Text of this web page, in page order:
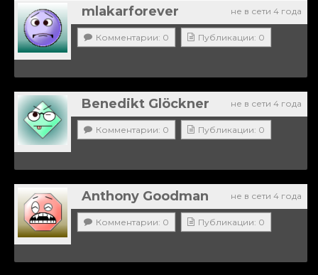
не в сети 4 года
mlakarforever
Комментарии: 0 Публикации: 0
не в сети 4 года
Benedikt Glöckner
Комментарии: 0 Публикации: 0
не в сети 4 года
Anthony Goodman
Комментарии: 0 Публикации: 0